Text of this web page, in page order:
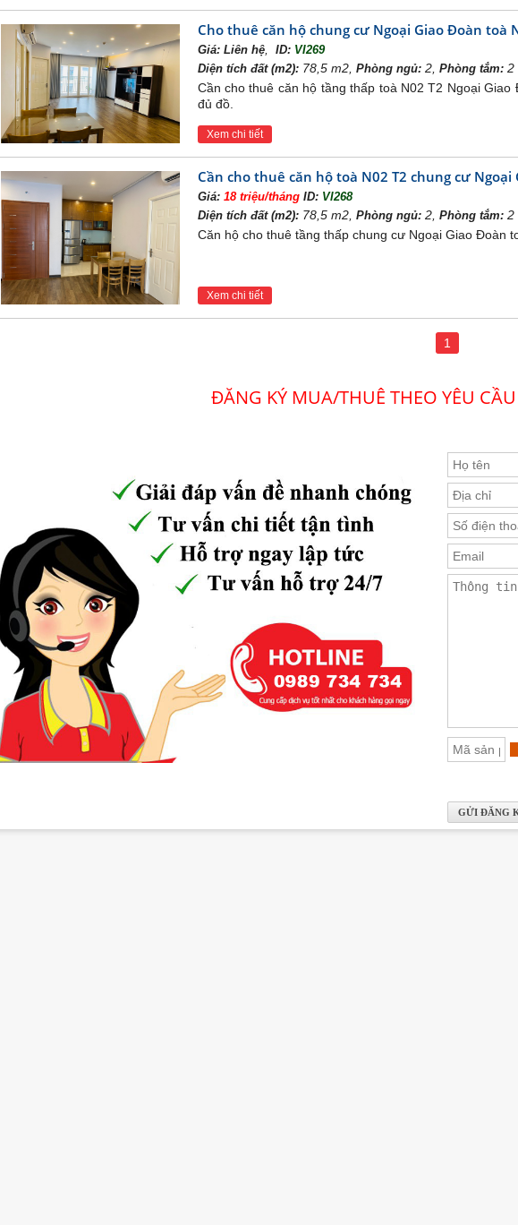
Chung cư N02-T2 Ngoại giao đoàntạo lạc trong khuôn viên của khu Ngoại
quanh được che chắn bởi tòa N02-T1 và N02-T3, đi cùng đó là tiện ích đẳng
dành cho các gia chủ tương lai.
Dự án nằm đối diện với quảng trường trung tâm, dịch sang bên phải một
đường lớn, mặt sau là đường nội khu, mặt trước là đường Nguyễn Văn Huyên.
Từ dự án quý khách hàng có thể dễ dàng di chuyển tới khu vực Mỹ Đình,
đó với 10 phút để di chuyển lên Ciputra. Quý khách hàng cũng chỉ mất 15
đường Nguyễn Văn Huyên.
Xung quanh nội khu
đều là các con đường mới dễ dàng
quãng đường di chuyển.
Hệ thống tiện ích đi kèm căn hộ chung cư N02-T2 dự án Ngoại Giao
Đến với dự án quý khách hàng sẽ được tận hưởng không gian sống xanh,
nội khu cùng với đó là công viên và hồ điều hòa trung tâm. Quý khách sẽ có
máy tập ngoài trơi, cùng dạo bộ thư giãn, tận hưởng cuộc sống.
Bên cạnh đó với trung tâm thương mại, shophouse, nhà hàng, café, siêu thị,…
Quý khách cũng có thể tận hưởng các tiện ích khác như bể bơi bốn mùa,
được đảm bảo chặt chẽ nhờ hệ thống bảo vệ tòa nhà và trụ sở công an ngay
Cho thuê căn hộ chung cư Ngoại Giao Đoàn toà
Giá: Liên hệ, ID: VI269
Diện tích đất (m2):78,5 m2, Phòng ngủ:2, Phòng tắm:2
Cần cho thuê căn hộ tầng thấp toà N02 T2 Ngoại
đủ đồ.
Xem chi tiết
Cần cho thuê căn hộ toà N02 T2 chung cư Ngoại
Giá: 18 triệu/tháng ID: VI268
Diện tích đất (m2):78,5 m2, Phòng ngủ:2, Phòng tắm:2
Căn hộ cho thuê tầng thấp chung cư Ngoại Giao Đoàn
Xem chi tiết
1
ĐĂNG KÝ MUA/THUÊ THEO YÊU